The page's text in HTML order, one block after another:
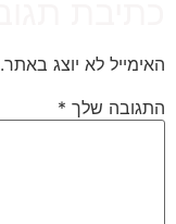
האימייל לא יוצג באתר.
התגובה שלך *